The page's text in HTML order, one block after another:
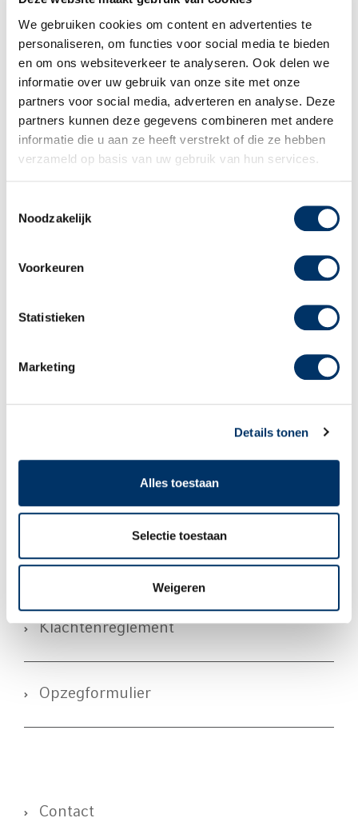
We gebruiken cookies om content en advertenties te
personaliseren, om functies voor social media te bieden
en om ons websiteverkeer te analyseren. Ook delen we
informatie over uw gebruik van onze site met onze
partners voor social media, adverteren en analyse. Deze
partners kunnen deze gegevens combineren met andere
informatie die u aan ze heeft verstrekt of die ze hebben
verzameld op basis van uw gebruik van hun services.
Noodzakelijk
Voorkeuren
Statistieken
Marketing
Details tonen
Alles toestaan
Selectie toestaan
Weigeren
Lid van NRTO
Films
Downloads Re-integratie
Privacy
Klachtenreglement
Opzegformulier
Contact